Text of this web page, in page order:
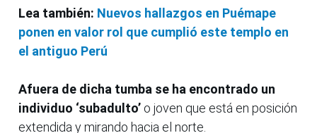
Lea también: Nuevos hallazgos en Puémape
ponen en valor rol que cumplió este templo en
el antiguo Perú
Afuera de dicha tumba se ha encontrado un
individuo ‘subadulto’ o joven que está en posición
extendida y mirando hacia el norte.